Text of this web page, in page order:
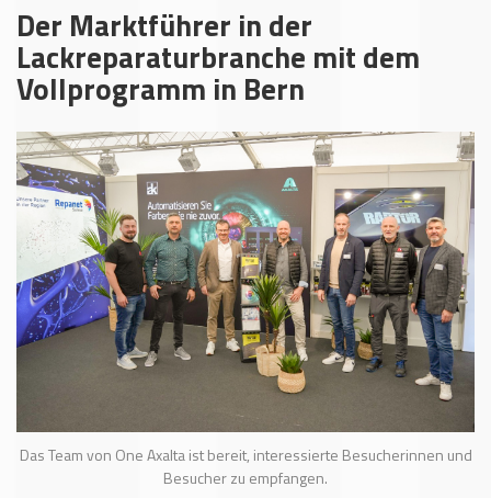
Der Marktführer in der
Lackreparaturbranche mit dem
Vollprogramm in Bern
Das Team von One Axalta ist bereit, interessierte Besucherinnen und
Besucher zu empfangen.